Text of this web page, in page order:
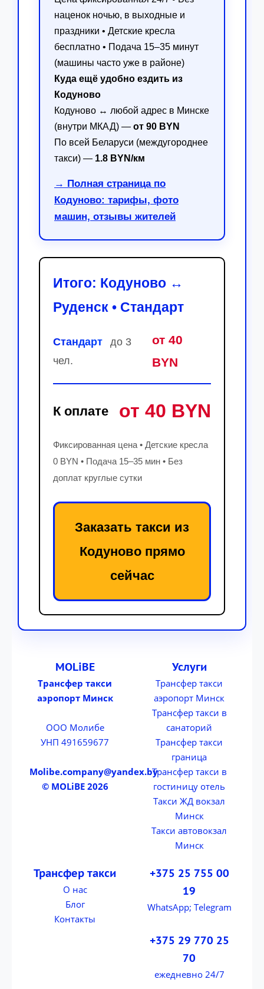
наценок ночью, в выходные и
праздники • Детские кресла
бесплатно • Подача 15–35 минут
(машины часто уже в районе)
Куда ещё удобно ездить из
Кодуново
Кодуново ↔ любой адрес в Минске
(внутри МКАД) — от 90 BYN
По всей Беларуси (междугороднее
такси) — 1.8 BYN/км
→ Полная страница по
Кодуново: тарифы, фото
машин, отзывы жителей
Итого: Кодуново ↔
Руденск • Стандарт
Стандарт
до 3
чел.
от 40
BYN
К оплате от 40 BYN
Фиксированная цена • Детские кресла
0 BYN • Подача 15–35 мин • Без
доплат круглые сутки
Заказать такси из
Кодуново прямо
сейчас
MOLiBE
Трансфер такси
аэропорт Минск
ООО Молибе
УНП 491659677
Molibe.company@yandex.by
© MOLiBE 2026
Услуги
Трансфер такси
аэропорт Минск
Трансфер такси в
санаторий
Трансфер такси
граница
Трансфер такси в
гостиницу отель
Такси ЖД вокзал
Минск
Такси автовокзал
Минск
Трансфер такси
О нас
Блог
Контакты
+375 25 755 00
19
WhatsApp; Telegram
+375 29 770 25
70
ежедневно 24/7